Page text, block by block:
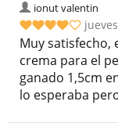
ionut valentin
Muy satisfecho,
crema para el
ganado 1,5cm
lo esperaba